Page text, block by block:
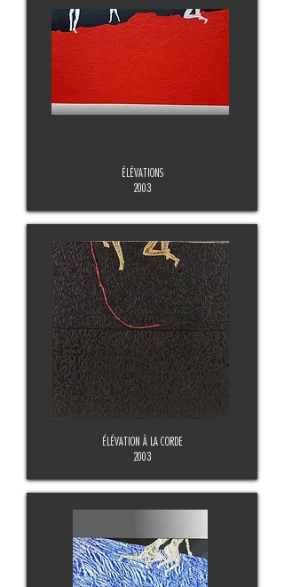
ÉLÉVATIONS
2003
ÉLÉVATION À LA CORDE
2003